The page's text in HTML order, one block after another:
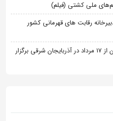
ملی کشتی (فیلم)
رقابت های قهرمانی کشور
اردوی تیم ملی کشتی ساحلی نوجوانان از 17 مرداد در آذربایجان شرقی برگزار